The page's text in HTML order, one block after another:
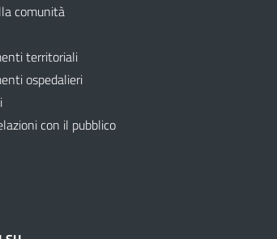
comunità
territoriali
ospedalieri
con il pubblico